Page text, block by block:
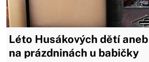
Léto Husákových dětí
na prázdninách u babičky